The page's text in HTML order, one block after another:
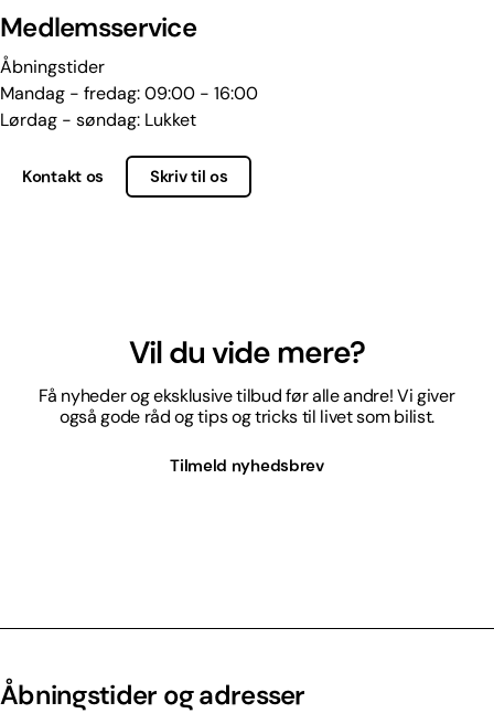
Medlemsservice
Åbningstider
Mandag - fredag: 09:00 - 16:00
Lørdag - søndag: Lukket
Kontakt os Skriv til os
Vil du vide mere?
Få nyheder og eksklusive tilbud før alle andre! Vi giver
også gode råd og tips og tricks til livet som bilist.
Tilmeld nyhedsbrev
Åbningstider og adresser